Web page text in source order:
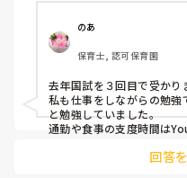
下手したら合格0なんじゃ
働きながらの勉強なめて
です。 時間もないし、1つ
するって思ってるけど。
さんの勉強術をアドバイス
よろしくお願いいたします
追伸、以前はブラック保
今は新しい保育園で扶養
のあ
保育士, 認可保育園
去年国試を３回目で受かり
私も仕事をしながらの勉
と勉強していました。
通勤や食事の支度時間は
祉関係は落とす為の問題
回答